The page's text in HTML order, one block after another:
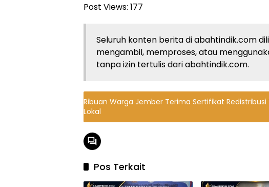
Post Views: 177
Seluruh konten berita di abahtindik.com
mengambil, memproses, atau
tanpa izin tertulis dari abahtindik.com.
Ribuan Warga Jember Terima Sertifikat Redistribusi
Lokal
Pos Terkait